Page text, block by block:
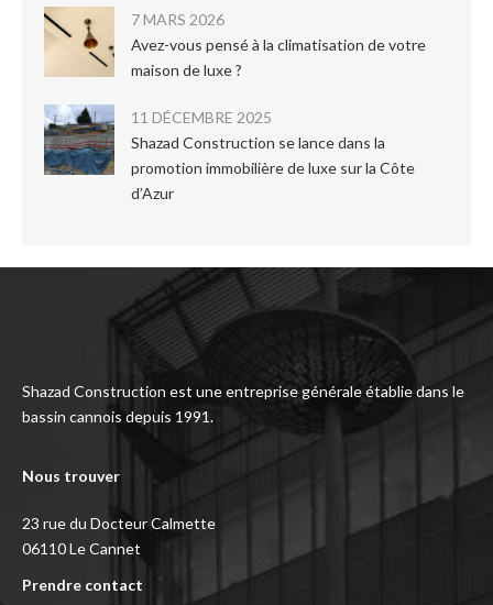
7 MARS 2026
Avez-vous pensé à la climatisation de votre
maison de luxe ?
11 DÉCEMBRE 2025
Shazad Construction se lance dans la
promotion immobilière de luxe sur la Côte
d’Azur
Shazad Construction est une entreprise générale établie dans le
bassin cannois depuis 1991.
Nous trouver
23 rue du Docteur Calmette
06110 Le Cannet
Prendre contact